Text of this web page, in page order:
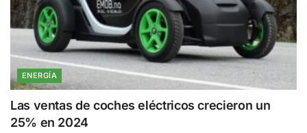
ENERGÍA
Las ventas de coches eléctricos crecieron un
25% en 2024